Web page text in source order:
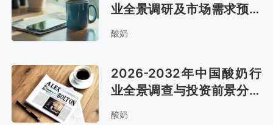
业全景调研及市场需求预测
报告
酸奶
2026-2032年中国酸奶行
业全景调查与投资前景分析
报告
酸奶